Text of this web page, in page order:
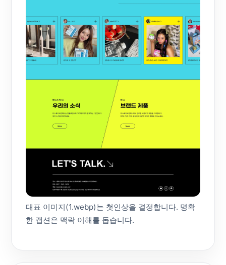
대표 이미지(1.webp)는 첫인상을 결정합니다. 명확
한 캡션은 맥락 이해를 돕습니다.